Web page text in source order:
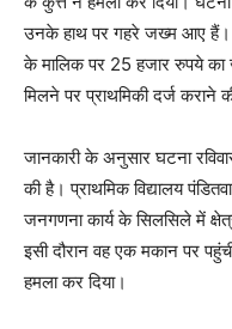
उनके हाथ पर गहरे जख्म आए हैं।
के मालिक पर 25 हजार रुपये का
मिलने पर प्राथमिकी दर्ज कराने
जानकारी के अनुसार घटना
की है। प्राथमिक विद्यालय
जनगणना कार्य के सिलसिले में
इसी दौरान वह एक मकान पर
हमला कर दिया।